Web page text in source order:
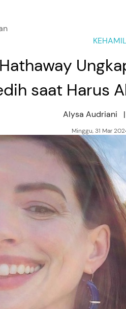
saat Harus
Alysa Audriani |
Minggu, 31 Mar